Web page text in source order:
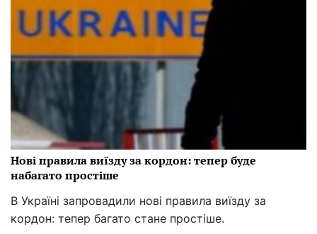
Нові правила виїзду за кордон: тепер буде
набагато простіше
В Україні запровадили нові правила виїзду за
кордон: тепер багато стане простіше.